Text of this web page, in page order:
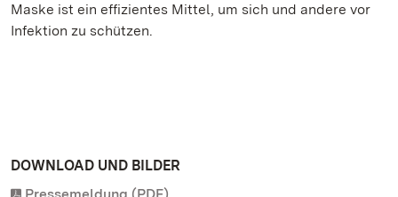
Maske ist ein effizientes Mittel, um sich und andere vor
Infektion zu schützen.
DOWNLOAD UND BILDER